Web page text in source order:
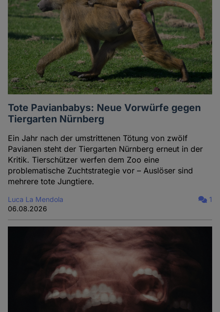
Tote Pavianbabys: Neue Vorwürfe gegen
Tiergarten Nürnberg
Ein Jahr nach der umstrittenen Tötung von zwölf
Pavianen steht der Tiergarten Nürnberg erneut in der
Kritik. Tierschützer werfen dem Zoo eine
problematische Zuchtstrategie vor – Auslöser sind
mehrere tote Jungtiere.
Luca La Mendola
06.08.2026
1